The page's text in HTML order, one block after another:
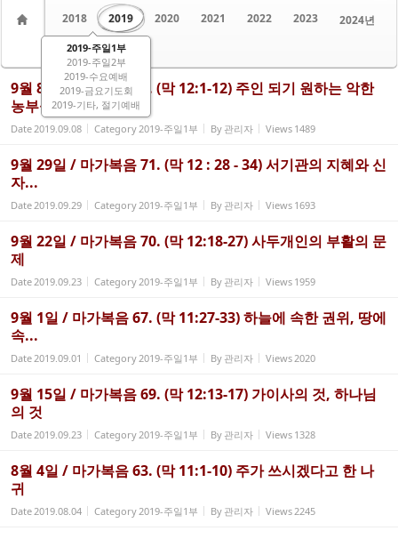
2018
2019
2019-주일1부
2019-주일2부
2019-수요예배
2019-금요기도회
2019-기타, 절기예배
2020 2021 2022 2023
2024년
2025년
2026
9월 8일 / 마가복음 68. (막 12:1-12) 주인 되기 원하는 악한
농부들
Date2019.09.08 Category2019-주일1부 By 관리자 Views 1489
9월 29일 / 마가복음 71. (막 12 : 28 - 34) 서기관의 지혜와 신
자...
Date2019.09.29 Category2019-주일1부 By 관리자 Views 1693
9월 22일 / 마가복음 70. (막 12:18-27) 사두개인의 부활의 문
제
Date2019.09.23 Category2019-주일1부 By 관리자 Views 1959
9월 1일 / 마가복음 67. (막 11:27-33) 하늘에 속한 권위, 땅에
속...
Date2019.09.01 Category2019-주일1부 By 관리자 Views2020
9월 15일 / 마가복음 69. (막 12:13-17) 가이사의 것, 하나님
의 것
Date2019.09.23 Category2019-주일1부 By 관리자 Views 1328
8월 4일 / 마가복음 63. (막 11:1-10) 주가 쓰시겠다고 한 나
귀
Date2019.08.04 Category2019-주일1부 By 관리자 Views2245